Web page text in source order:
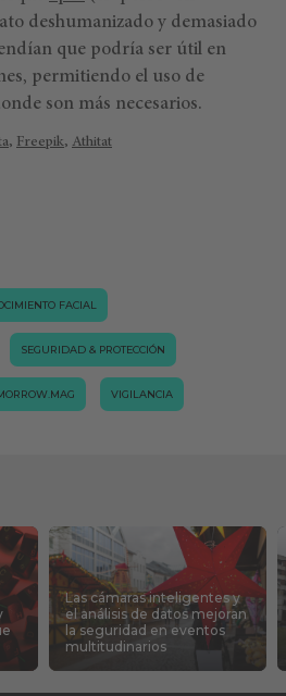
deshumanizado y demasiado
que podría ser útil en
permitiendo el uso de
son más necesarios.
, Freepik, Athitat
FACIAL
SEGURIDAD & PROTECCIÓN
VIGILANCIA
Las cámaras inteligentes y
el análisis de datos mejoran
la seguridad en eventos
multitudinarios